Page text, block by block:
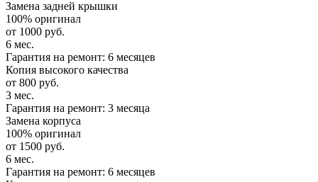
Замена задней крышки
100% оригинал
от 1000 руб.
6 мес.
Гарантия на ремонт: 6 месяцев
Копия высокого качества
от 800 руб.
3 мес.
Гарантия на ремонт: 3 месяца
Замена корпуса
100% оригинал
от 1500 руб.
6 мес.
Гарантия на ремонт: 6 месяцев